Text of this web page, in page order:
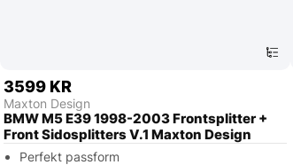
3599 KR
Maxton Design
BMW M5 E39 1998-2003 Frontsplitter +
Front Sidosplitters V.1 Maxton Design
Perfekt passform